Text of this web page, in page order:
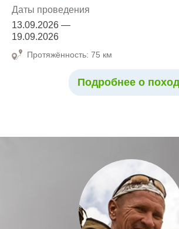
Даты проведения
13.09.2026 —
19.09.2026
Протяжённость: 75 км
Подробнее о